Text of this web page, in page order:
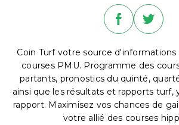
Coin Turf votre source
courses PMU. Programme des
partants, pronostics du quinté,
ainsi que les résultats et rapports turf,
rapport. Maximisez vos chances de
votre allié des courses